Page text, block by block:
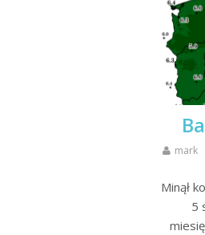
mark
Minął
5